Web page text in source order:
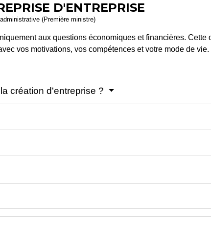
D'ENTREPRISE
(Première ministre)
aux questions économiques et financières.
vos motivations, vos compétences et votre mode de vie.
création d'entreprise ?